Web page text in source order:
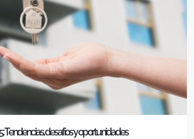
Tendencias, desafíos y oportunidades